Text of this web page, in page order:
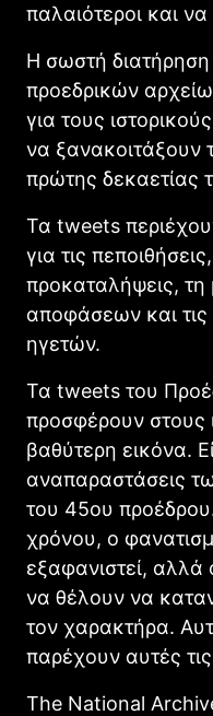
παλαιότεροι και
Η σωστή διατήρηση
προεδρικών
για τους
να ξανακοιτάξουν
πρώτης δεκαετίας
Τα tweets
για τις
προκαταλήψεις,
αποφάσεων και
ηγετών.
Τα tweets του
προσφέρουν στους
βαθύτερη εικόνα.
αναπαραστάσεις
του 45ου
χρόνου, ο
εξαφανιστεί, αλλά
να θέλουν να
τον χαρακτήρα.
παρέχουν αυτές
The National